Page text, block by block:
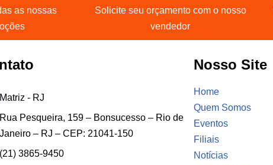
as nossas
Solicite seu orçamento com o nosso
vendedor
Matriz - RJ
Rua Pesqueira, 159 – Bonsucesso – Rio de
Janeiro – RJ – CEP: 21041-150
(21) 3865-9450
Nosso Site
Home
Quem Somos
Eventos
Filiais
Notícias